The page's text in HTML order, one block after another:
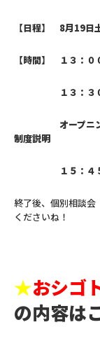
【日程】 8月19日
【時間】 １３：
１３：３０～
オープニング→
制度説明
１５：４５
終了後、個別相談会
くださいね！
★おシゴ
の内容は